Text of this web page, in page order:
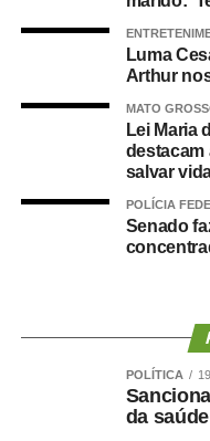
Agência Senado
citação da Agência
Agência
COMENTE ABAIXO:
Luma
Arthur
MATO
Lei Maria
destacam
salvar
POLÍCIA
Senado
POLÍTICA
da